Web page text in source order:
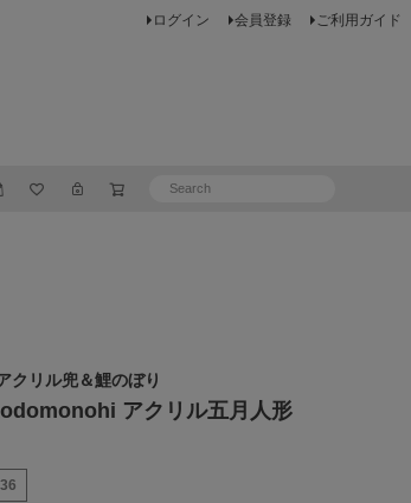
ログイン 会員登録 ご利用ガイド
クリル兜＆鯉のぼり
アクリル五月人形